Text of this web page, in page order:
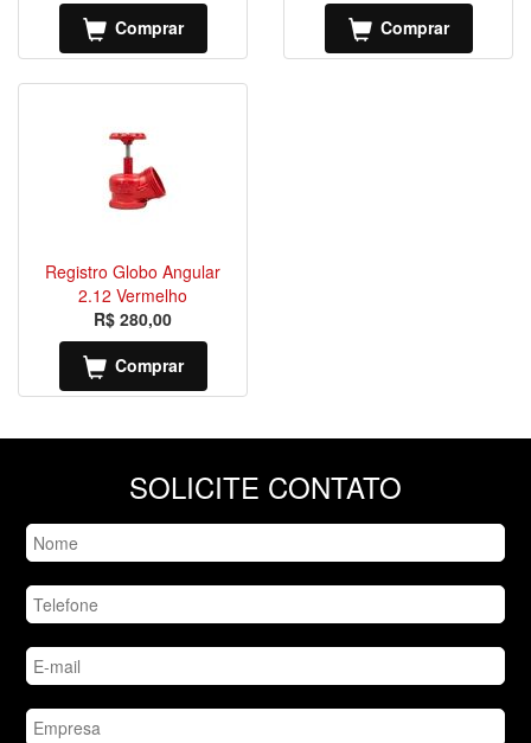
Comprar
Comprar
Registro Globo Angular
2.12 Vermelho
R$ 280,00
Comprar
SOLICITE CONTATO